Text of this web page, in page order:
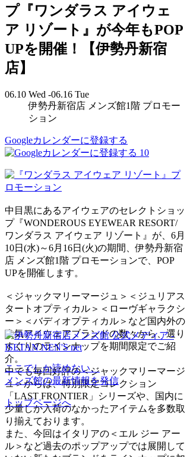
プ『ワンダラス アイウェ
ア リゾート』が今年もPOP
UPを開催！【伊勢丹新宿
店】
06.10 Wed -06.16 Tue
伊勢丹新宿店 メンズ館1階 プロモー
ション
Googleカレンダーに登録する
10
中目黒にあるアイウェアのセレクトショッ
プ『WONDEROUS EYEWEAR RESORT/
ワンダラス アイウェア リゾート』が、6月
10日(水)～6月16日(火)の期間、伊勢丹新宿
店 メンズ館1階 プロモーションで、POP
UPを開催します。
＜ジャックマリーマージュ＞＜ジュリアス
タートオプティカル＞＜ローヴギャラクシ
ー＞＜バディオプティカル＞など国内外の
人気アイウェアブランドの数々から、選り
すぐりのラインナップを期間限定でご紹
介。
中でも毎回好評の＜ジャックマリーマージ
ュ＞からは、特別限定コレクション
「LAST FRONTIER」シリーズや、国内に
少量しか入荷のなかったアイテムを多数取
り揃えております。
また、今回はイタリアの＜エル ジー アー
ル＞など過去のポップアップでは展開して
ここでしか読めない、
メンズ館の最新情報を発信
トップページへ